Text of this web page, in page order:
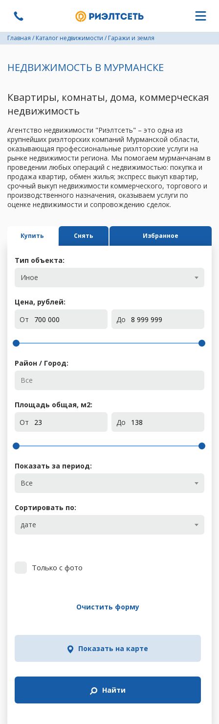
Главная / Каталог недвижимости / Гаражи и земля
НЕДВИЖИМОСТЬ В МУРМАНСКЕ
Квартиры, комнаты, дома, коммерческая
недвижимость
Агентство недвижимости "Риэлтсеть" – это одна из
крупнейших риэлторских компаний Мурманской области,
оказывающая профессиональные риэлторские услуги на
рынке недвижимости региона. Мы помогаем мурманчанам в
проведении любых операций с недвижимостью: покупка и
продажа квартир, обмен жилья; экспресс выкуп квартир,
срочный выкуп недвижимости коммерческого, торгового и
производственного назначения, оказываем услуги по
оценке недвижимости и сопровождению сделок.
Купить Снять Избранное
Тип объекта:
Иное
Цена, рублей:
От
До
Район / Город:
Площадь общая, м2:
От
До
Показать за период:
Все
Сортировать по:
дате
Только с фото
Очистить форму
Показать на карте
Найти